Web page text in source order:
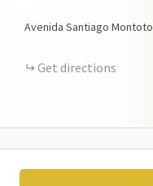
Avenida Santiago Montoto
Get directions